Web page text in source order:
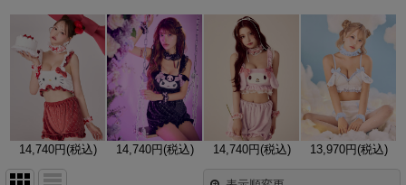
14,740円(税込) 14,740円(税込) 14,740円(税込) 13,970円(税込)